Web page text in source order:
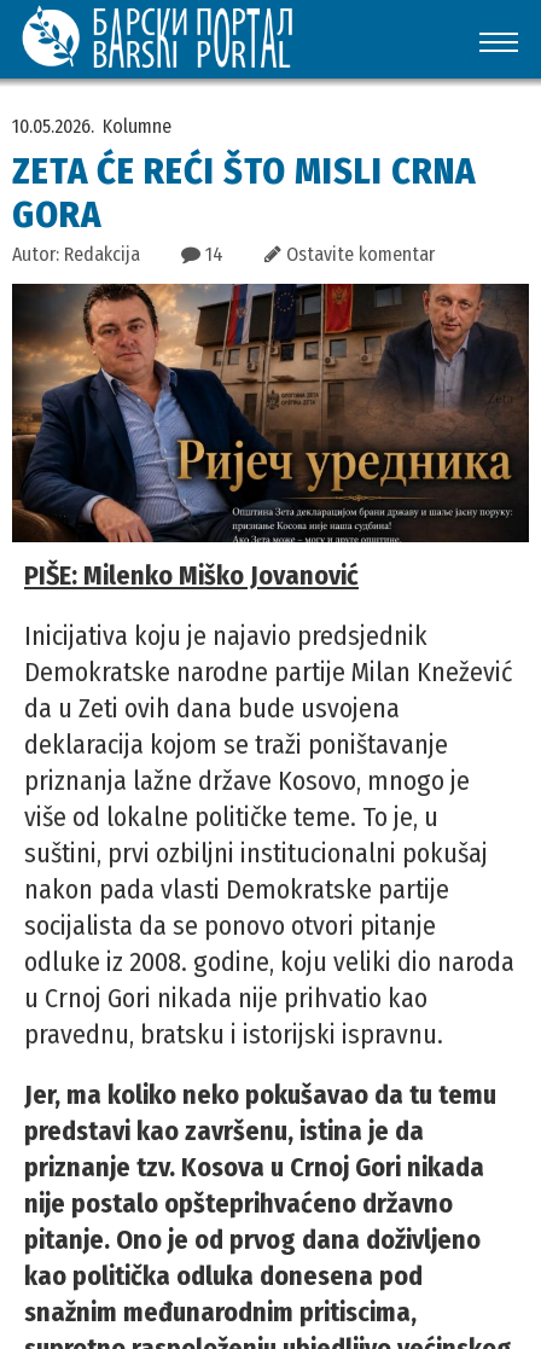
10.05.2026. Kolumne
ZETA ĆE REĆI ŠTO MISLI CRNA
GORA
Autor: Redakcija 14 Ostavite komentar
PIŠE: Milenko Miško Jovanović
Inicijativa koju je najavio predsjednik
Demokratske narodne partije Milan Knežević
da u Zeti ovih dana bude usvojena
deklaracija kojom se traži poništavanje
priznanja lažne države Kosovo, mnogo je
više od lokalne političke teme. To je, u
suštini, prvi ozbiljni institucionalni pokušaj
nakon pada vlasti Demokratske partije
socijalista da se ponovo otvori pitanje
odluke iz 2008. godine, koju veliki dio naroda
u Crnoj Gori nikada nije prihvatio kao
pravednu, bratsku i istorijski ispravnu.
Jer, ma koliko neko pokušavao da tu temu
predstavi kao završenu, istina je da
priznanje tzv. Kosova u Crnoj Gori nikada
nije postalo opšteprihvaćeno državno
pitanje. Ono je od prvog dana doživljeno
kao politička odluka donesena pod
snažnim međunarodnim pritiscima,